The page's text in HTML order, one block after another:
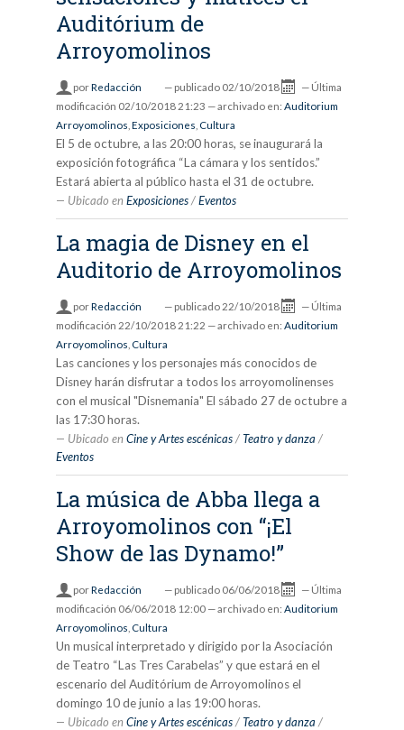
Auditórium de
Arroyomolinos
porRedacción — publicado 02/10/2018 — Última
modificación 02/10/2018 21:23 — archivado en: Auditorium
Arroyomolinos Exposiciones Cultura
El 5 de octubre, a las 20:00 horas, se inaugurará la
exposición fotográfica “La cámara y los sentidos.”
Estará abierta al público hasta el 31 de octubre.
Ubicado en Exposiciones /Eventos
La magia de Disney en el
Auditorio de Arroyomolinos
porRedacción — publicado 22/10/2018 — Última
modificación 22/10/2018 21:22 — archivado en: Auditorium
Arroyomolinos Cultura
Las canciones y los personajes más conocidos de
Disney harán disfrutar a todos los arroyomolinenses
con el musical "Disnemania" El sábado 27 de octubre a
las 17:30 horas.
Ubicado en Cine y Artes escénicas /Teatro y danza /
Eventos
La música de Abba llega a
Arroyomolinos con “¡El
Show de las Dynamo!”
porRedacción — publicado 06/06/2018 — Última
modificación 06/06/2018 12:00 — archivado en: Auditorium
Arroyomolinos Cultura
Un musical interpretado y dirigido por la Asociación
de Teatro “Las Tres Carabelas” y que estará en el
escenario del Auditórium de Arroyomolinos el
domingo 10 de junio a las 19:00 horas.
Ubicado en Cine y Artes escénicas /Teatro y danza /